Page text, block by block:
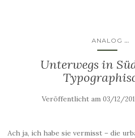
ANALOG ...
Unterwegs in
Veröffentlicht am 03/12/
Ach ja, ich habe sie vermisst – die